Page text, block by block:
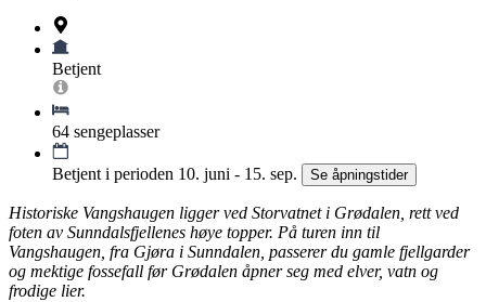
Betjent
64 sengeplasser
Betjent i perioden 10. juni - 15. sep. Se åpningstider
Historiske Vangshaugen ligger ved Storvatnet i Grødalen, rett ved
foten av Sunndalsfjellenes høye topper. På turen inn til
Vangshaugen, fra Gjøra i Sunndalen, passerer du gamle fjellgarder
og mektige fossefall før Grødalen åpner seg med elver, vatn og
frodige lier.